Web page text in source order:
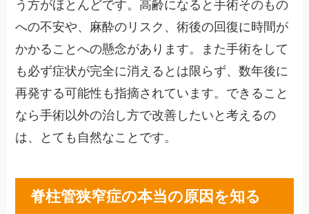
う方がほとんどです。高齢になると手術そのもの
への不安や、麻酔のリスク、術後の回復に時間が
かかることへの懸念があります。また手術をして
も必ず症状が完全に消えるとは限らず、数年後に
再発する可能性も指摘されています。できること
なら手術以外の治し方で改善したいと考えるの
は、とても自然なことです。
脊柱管狭窄症の本当の原因を知る